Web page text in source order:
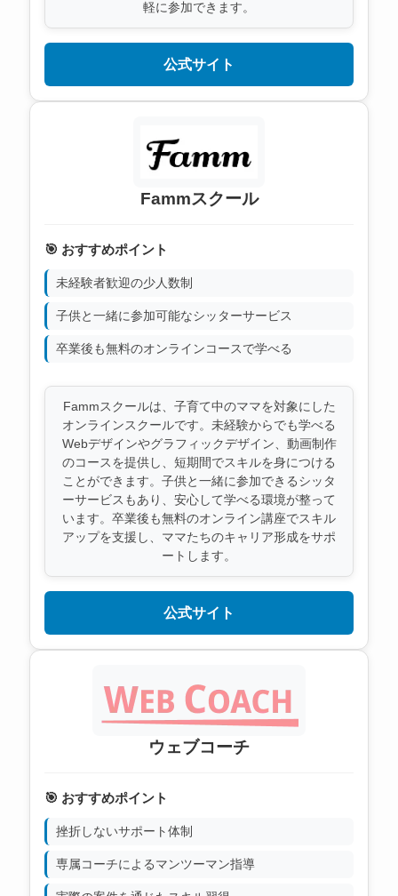
軽に参加できます。
公式サイト
Fammスクール
🎯 おすすめポイント
未経験者歓迎の少人数制
子供と一緒に参加可能なシッターサービス
卒業後も無料のオンラインコースで学べる
Fammスクールは、子育て中のママを対象にした
オンラインスクールです。未経験からでも学べる
Webデザインやグラフィックデザイン、動画制作
のコースを提供し、短期間でスキルを身につける
ことができます。子供と一緒に参加できるシッタ
ーサービスもあり、安心して学べる環境が整って
います。卒業後も無料のオンライン講座でスキル
アップを支援し、ママたちのキャリア形成をサポ
ートします。
公式サイト
ウェブコーチ
🎯 おすすめポイント
挫折しないサポート体制
専属コーチによるマンツーマン指導